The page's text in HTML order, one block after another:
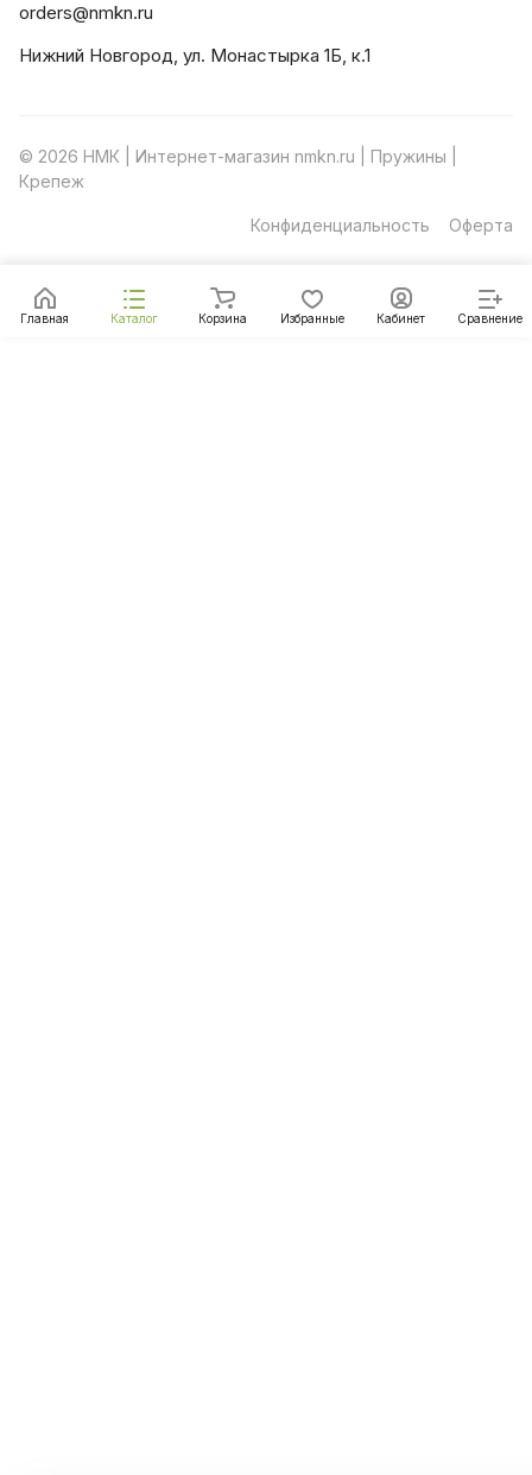
Главная Каталог Корзина Избранные Кабинет Сравнение
orders@nmkn.ru
Нижний Новгород, ул. Монастырка 1Б, к.1
© 2026 НМК | Интернет-магазин nmkn.ru | Пружины |
Крепеж
Конфиденциальность Оферта